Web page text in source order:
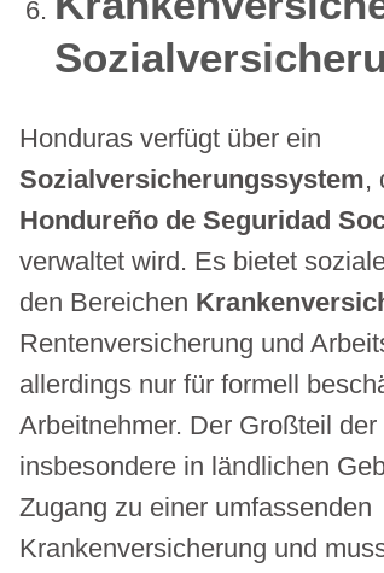
Honduras verfügt über ein
Sozialversicherungssystem,
Hondureño de Seguridad
verwaltet wird. Es bietet
den Bereichen
Rentenversicherung und
allerdings nur für formell
Arbeitnehmer. Der Großteil
insbesondere in ländlichen
Zugang zu einer umfassenden
Krankenversicherung und